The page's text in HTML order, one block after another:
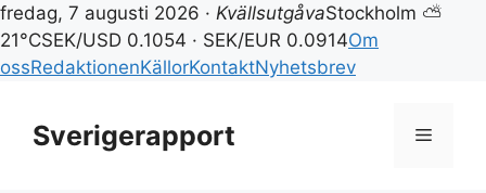
fredag, 7 augusti 2026 · KvällsutgåvaStockholm ⛅
21°CSEK/USD 0.1054 · SEK/EUR 0.0914Om
ossRedaktionenKällorKontaktNyhetsbrev
innehållSverigerapport Meny